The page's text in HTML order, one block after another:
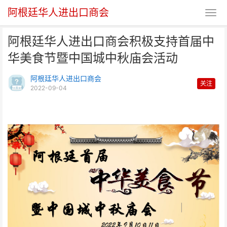
阿根廷华人进出口商会
阿根廷华人进出口商会积极支持首届中
华美食节暨中国城中秋庙会活动
阿根廷华人进出口商会
2022-09-04
关注
届中华美食节暨中国城中